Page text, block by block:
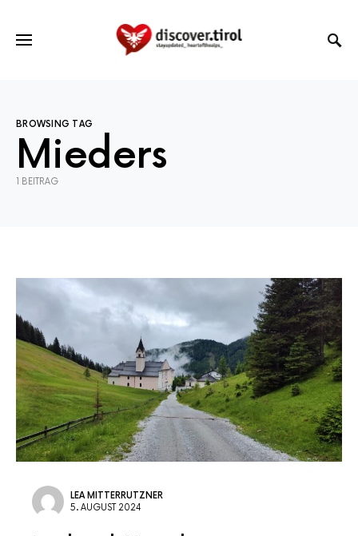
BROWSING TAG
Mieders
1 BEITRAG
LEA MITTERRUTZNER
5. AUGUST 2024